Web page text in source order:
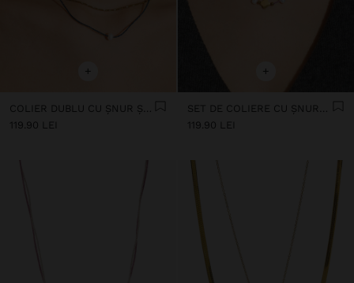
+
COLIER DUBLU CU ȘNUR ȘI PERLĂ DE APĂ DULCE - OȚEL INOXIDABIL
119.90 LEI
+
SET DE COLIERE CU ȘNURURI CU PERLE ȘI MĂRGELE - OȚEL INOXIDABIL
119.90 LEI